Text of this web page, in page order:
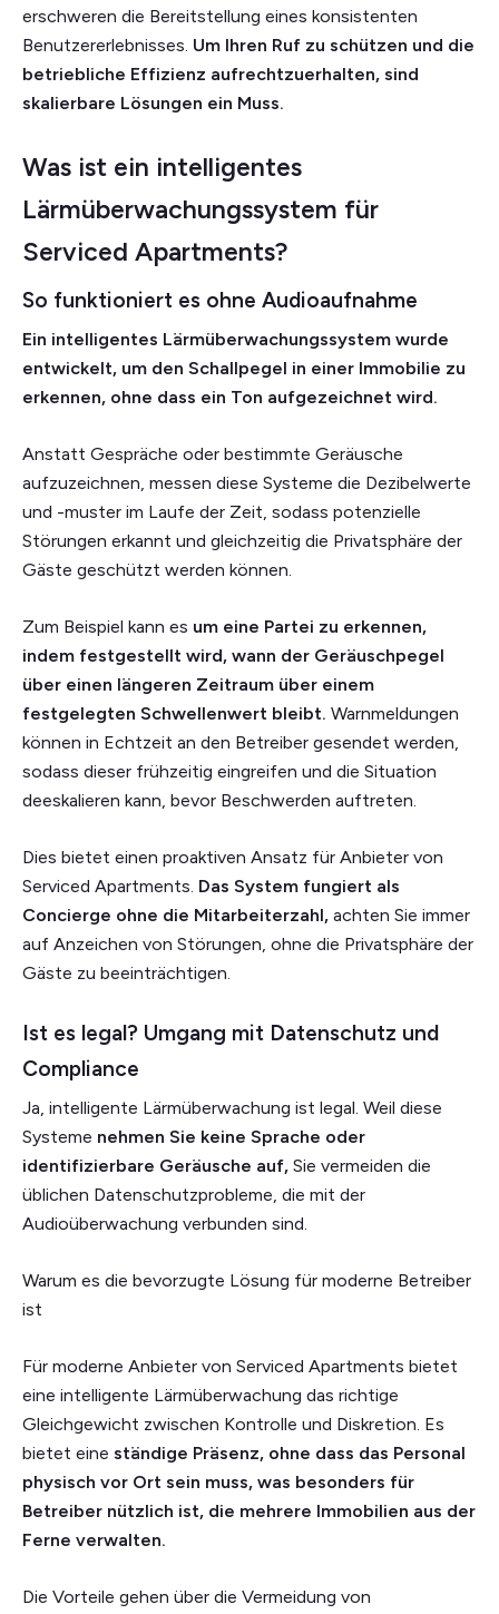
erschweren die Bereitstellung eines konsistenten
Benutzererlebnisses. Um Ihren Ruf zu schützen und die
betriebliche Effizienz aufrechtzuerhalten, sind
skalierbare Lösungen ein Muss.
Was ist ein intelligentes
Lärmüberwachungssystem für
Serviced Apartments?
So funktioniert es ohne Audioaufnahme
Ein intelligentes Lärmüberwachungssystem wurde
entwickelt, um den Schallpegel in einer Immobilie zu
erkennen, ohne dass ein Ton aufgezeichnet wird.
Anstatt Gespräche oder bestimmte Geräusche
aufzuzeichnen, messen diese Systeme die Dezibelwerte
und -muster im Laufe der Zeit, sodass potenzielle
Störungen erkannt und gleichzeitig die Privatsphäre der
Gäste geschützt werden können.
Zum Beispiel kann es um eine Partei zu erkennen,
indem festgestellt wird, wann der Geräuschpegel
über einen längeren Zeitraum über einem
festgelegten Schwellenwert bleibt. Warnmeldungen
können in Echtzeit an den Betreiber gesendet werden,
sodass dieser frühzeitig eingreifen und die Situation
deeskalieren kann, bevor Beschwerden auftreten.
Dies bietet einen proaktiven Ansatz für Anbieter von
Serviced Apartments. Das System fungiert als
Concierge ohne die Mitarbeiterzahl, achten Sie immer
auf Anzeichen von Störungen, ohne die Privatsphäre der
Gäste zu beeinträchtigen.
Ist es legal? Umgang mit Datenschutz und
Compliance
Ja, intelligente Lärmüberwachung ist legal. Weil diese
Systeme nehmen Sie keine Sprache oder
identifizierbare Geräusche auf, Sie vermeiden die
üblichen Datenschutzprobleme, die mit der
Audioüberwachung verbunden sind.
Warum es die bevorzugte Lösung für moderne Betreiber
ist
Für moderne Anbieter von Serviced Apartments bietet
eine intelligente Lärmüberwachung das richtige
Gleichgewicht zwischen Kontrolle und Diskretion. Es
bietet eine ständige Präsenz, ohne dass das Personal
physisch vor Ort sein muss, was besonders für
Betreiber nützlich ist, die mehrere Immobilien aus der
Ferne verwalten.
Die Vorteile gehen über die Vermeidung von